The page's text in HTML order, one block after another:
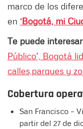
marco de los
en ‘Bogotá, mi
Te puede
Público', Bogotá
calles,parques y
Cobertura
San Francisco –
partir del 27 de